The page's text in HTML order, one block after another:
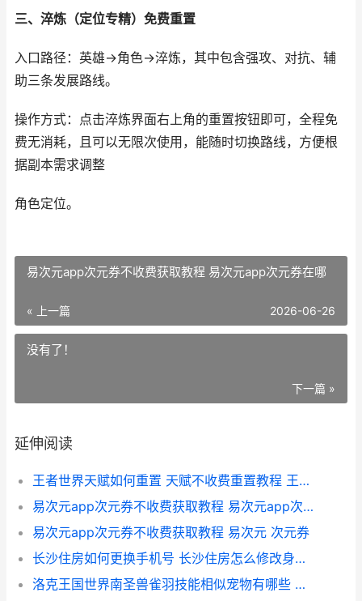
三、淬炼（定位专精）免费重置
入口路径：英雄→角色→淬炼，其中包含强攻、对抗、辅
助三条发展路线。
操作方式：点击淬炼界面右上角的重置按钮即可，全程免
费无消耗，且可以无限次使用，能随时切换路线，方便根
据副本需求调整
角色定位。
易次元app次元券不收费获取教程 易次元app次元券在哪
« 上一篇 2026-06-26
没有了！
下一篇 »
延伸阅读
王者世界天赋如何重置 天赋不收费重置教程 王者天赋图鉴
易次元app次元券不收费获取教程 易次元app次元券在哪
易次元app次元券不收费获取教程 易次元 次元券
长沙住房如何更换手机号 长沙住房怎么修改身份证
洛克王国世界南圣兽雀羽技能相似宠物有哪些 洛克王国世界南十字的订单